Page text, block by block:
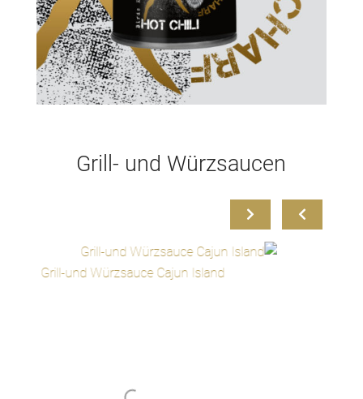
Grill- und Würzsaucen
Grill-und Würzsauce Cajun Island